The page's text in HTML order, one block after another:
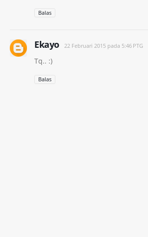
Balas
Ekayo 22 Februari 2015 pada 5:46 PTG
Tq.. :)
Balas